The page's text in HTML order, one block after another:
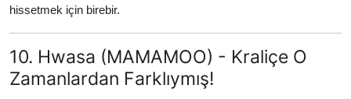
hissetmek için birebir.
10. Hwasa (MAMAMOO) - Kraliçe O
Zamanlardan Farklıymış!